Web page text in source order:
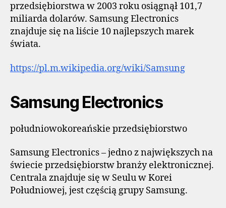
przedsiębiorstwa w 2003 roku osiągnął 101,7
miliarda dolarów. Samsung Electronics
znajduje się na liście 10 najlepszych marek
świata.
https://pl.m.wikipedia.org/wiki/Samsung
Samsung Electronics
południowokoreańskie przedsiębiorstwo
Samsung Electronics – jedno z największych na
świecie przedsiębiorstw branży elektronicznej.
Centrala znajduje się w Seulu w Korei
Południowej, jest częścią grupy Samsung.